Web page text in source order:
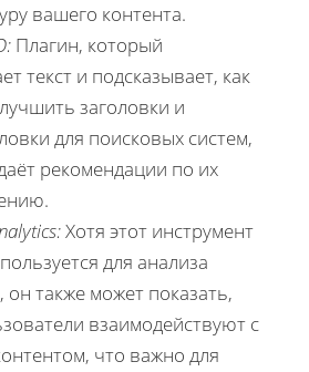
вашего контента.
Плагин, который
текст и подсказывает, как
заголовки и
для поисковых систем,
рекомендации по их
Хотя этот инструмент
для анализа
он также может показать,
взаимодействуют с
что важно для